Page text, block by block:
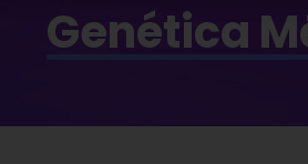
Genética